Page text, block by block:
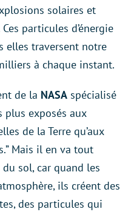
solaires et
particules d’énergie
elles traversent notre
à chaque instant.
de la NASA spécialisé
plus exposés aux
de la Terre qu’aux
Mais il en va tout
du sol, car quand les
ils créent des
des particules qui